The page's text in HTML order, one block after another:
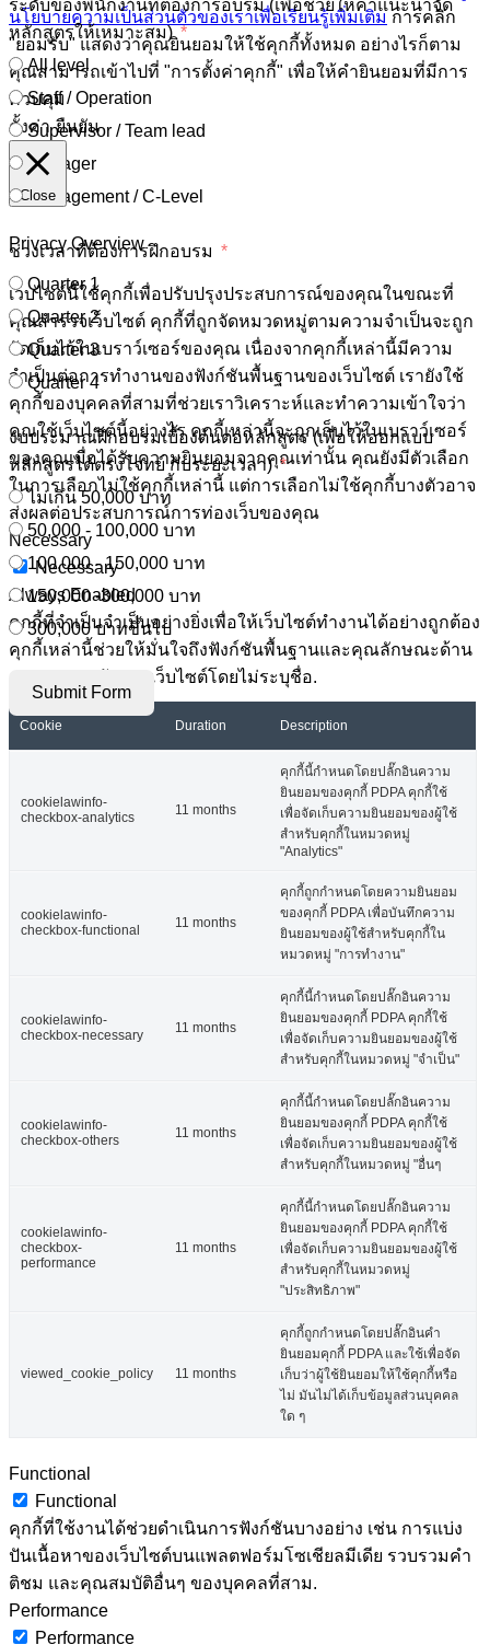
ระดับของพนักงานที่ต้องการอบรม (เพื่อช่วยให้คำแนะนำจัด
หลักสูตรให้เหมาะสม)
All level
Staff / Operation
Supervisor / Team lead
Manager
Management / C-Level
ช่วงเวลาที่ต้องการฝึกอบรม
Quarter 1
Quarter 2
Quarter 3
Quarter 4
งบประมาณฝึกอบรมเบื้องต้นต่อหลักสูตร (เพื่อให้ออกแบบ
หลักสูตรได้ตรงโจทย์ กับระยะเวลา)
ไม่เกิน 50,000 บาท
50,000 - 100,000 บาท
100,000 - 150,000 บาท
150,000 -300,000 บาท
300,000 บาทขึ้นไป
Submit Form
นโยบายความเป็นส่วนตัวของเราเพื่อเรียนรู้เพิ่มเติมการคลิก
"ยอมรับ" แสดงว่าคุณยินยอมให้ใช้คุกกี้ทั้งหมด อย่างไรก็ตาม
คุณสามารถเข้าไปที่ "การตั้งค่าคุกกี้" เพื่อให้คำยินยอมที่มีการ
ควบคุม
ตั้งค่า ยืนยัน
Close
Privacy Overview
เว็บไซต์นี้ใช้คุกกี้เพื่อปรับปรุงประสบการณ์ของคุณในขณะที่
คุณสำรวจเว็บไซต์ คุกกี้ที่ถูกจัดหมวดหมู่ตามความจำเป็นจะถูก
จัดเก็บไว้ในเบราว์เซอร์ของคุณ เนื่องจากคุกกี้เหล่านี้มีความ
จำเป็นต่อการทำงานของฟังก์ชันพื้นฐานของเว็บไซต์ เรายังใช้
คุกกี้ของบุคคลที่สามที่ช่วยเราวิเคราะห์และทำความเข้าใจว่า
คุณใช้เว็บไซต์นี้อย่างไร คุกกี้เหล่านี้จะถูกเก็บไว้ในเบราว์เซอร์
ของคุณเมื่อได้รับความยินยอมจากคุณเท่านั้น คุณยังมีตัวเลือก
ในการเลือกไม่ใช้คุกกี้เหล่านี้ แต่การเลือกไม่ใช้คุกกี้บางตัวอาจ
ส่งผลต่อประสบการณ์การท่องเว็บของคุณ
Necessary
Necessary
Always Enabled
คุกกี้ที่จำเป็นจำเป็นอย่างยิ่งเพื่อให้เว็บไซต์ทำงานได้อย่างถูกต้อง
คุกกี้เหล่านี้ช่วยให้มั่นใจถึงฟังก์ชันพื้นฐานและคุณลักษณะด้าน
ความปลอดภัยของเว็บไซต์โดยไม่ระบุชื่อ.
Cookie Duration Description
cookielawinfo-
checkbox-analytics
11 months
คุกกี้นี้กำหนดโดยปลั๊กอินความ
ยินยอมของคุกกี้ PDPA คุกกี้ใช้
เพื่อจัดเก็บความยินยอมของผู้ใช้
สำหรับคุกกี้ในหมวดหมู่
"Analytics"
cookielawinfo-
checkbox-functional
11 months
คุกกี้ถูกกำหนดโดยความยินยอม
ของคุกกี้ PDPA เพื่อบันทึกความ
ยินยอมของผู้ใช้สำหรับคุกกี้ใน
หมวดหมู่ "การทำงาน"
cookielawinfo-
checkbox-necessary
11 months
คุกกี้นี้กำหนดโดยปลั๊กอินความ
ยินยอมของคุกกี้ PDPA คุกกี้ใช้
เพื่อจัดเก็บความยินยอมของผู้ใช้
สำหรับคุกกี้ในหมวดหมู่ "จำเป็น"
cookielawinfo-
checkbox-others
11 months
คุกกี้นี้กำหนดโดยปลั๊กอินความ
ยินยอมของคุกกี้ PDPA คุกกี้ใช้
เพื่อจัดเก็บความยินยอมของผู้ใช้
สำหรับคุกกี้ในหมวดหมู่ "อื่นๆ
cookielawinfo-
checkbox-
performance
11 months
คุกกี้นี้กำหนดโดยปลั๊กอินความ
ยินยอมของคุกกี้ PDPA คุกกี้ใช้
เพื่อจัดเก็บความยินยอมของผู้ใช้
สำหรับคุกกี้ในหมวดหมู่
"ประสิทธิภาพ"
viewed_cookie_policy 11 months
คุกกี้ถูกกำหนดโดยปลั๊กอินคำ
ยินยอมคุกกี้ PDPA และใช้เพื่อจัด
เก็บว่าผู้ใช้ยินยอมให้ใช้คุกกี้หรือ
ไม่ มันไม่ได้เก็บข้อมูลส่วนบุคคล
ใด ๆ
Functional
Functional
คุกกี้ที่ใช้งานได้ช่วยดำเนินการฟังก์ชันบางอย่าง เช่น การแบ่ง
ปันเนื้อหาของเว็บไซต์บนแพลตฟอร์มโซเชียลมีเดีย รวบรวมคำ
ติชม และคุณสมบัติอื่นๆ ของบุคคลที่สาม.
Performance
Performance